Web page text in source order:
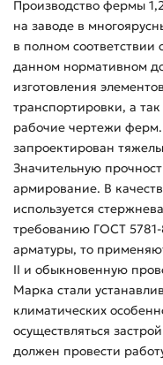
Производство фермы
на заводе в
в полном соответствии
данном нормативном
изготовления
транспортировки, а
рабочие чертежи ферм.
запроектирован
Значительную
армирование. В
используется
требованию ГОСТ 5781-
арматуры, то
II и обыкновенную
Марка стали
климатических
осуществляться
должен провести